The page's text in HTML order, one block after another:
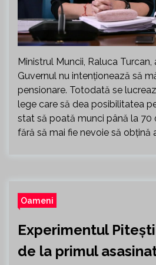
Ministrul Muncii, Raluca
Guvernul nu intenționează să
pensionare. Totodată se
lege care să dea posibilitatea
stat să poată munci până la 70
fără să mai fie nevoie să obțină
Oameni
Experimentul
de la primul